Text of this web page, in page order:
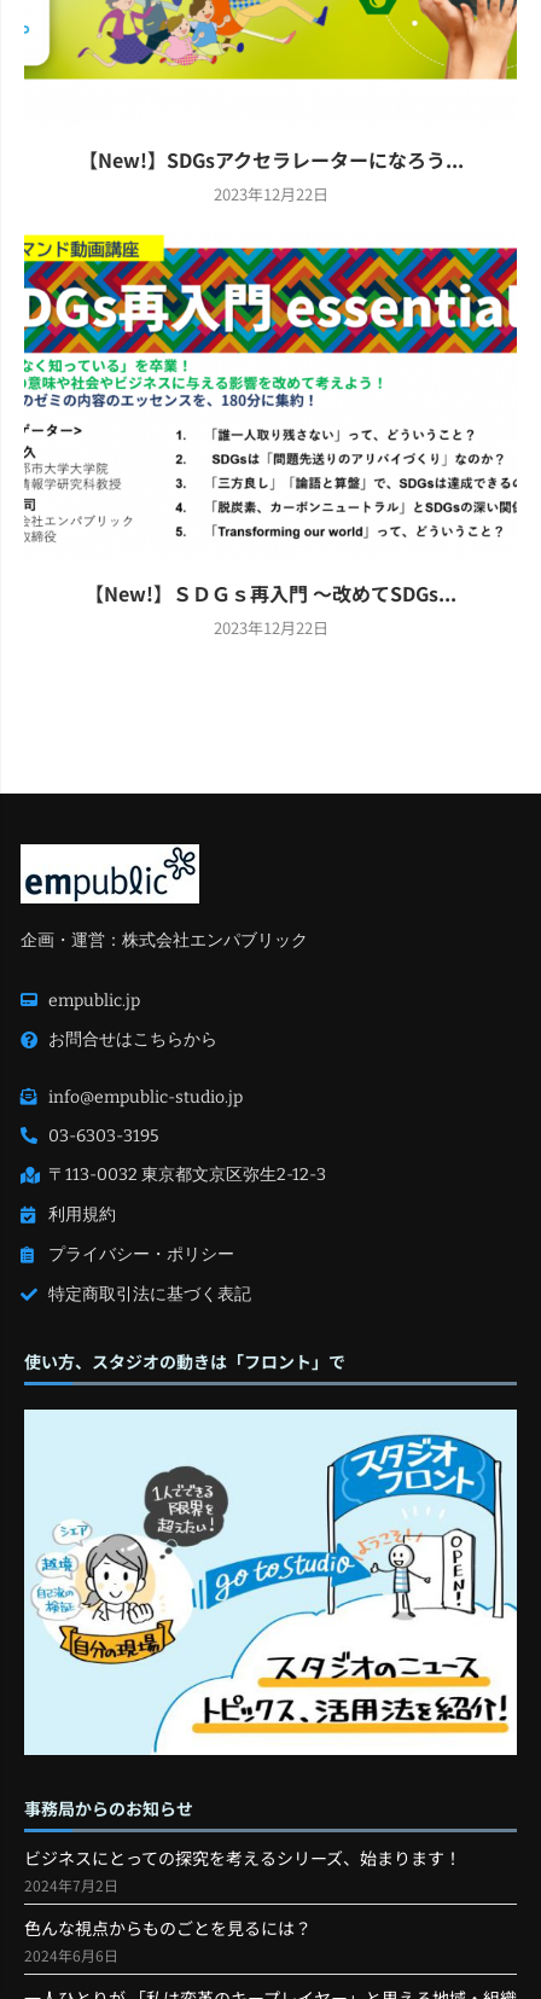
【New!】SDGsアクセラレーターになろう...
2023年12月22日
【New!】ＳＤＧｓ再入門 ～改めてSDGs...
2023年12月22日
企画・運営：株式会社エンパブリック
empublic.jp
お問合せはこちらから
info@empublic-studio.jp
03-6303-3195
〒113-0032 東京都文京区弥生2-12-3
利用規約
プライバシー・ポリシー
特定商取引法に基づく表記
使い方、スタジオの動きは「フロント」で
事務局からのお知らせ
ビジネスにとっての探究を考えるシリーズ、始まります！
2024年7月2日
色んな視点からものごとを見るには？
2024年6月6日